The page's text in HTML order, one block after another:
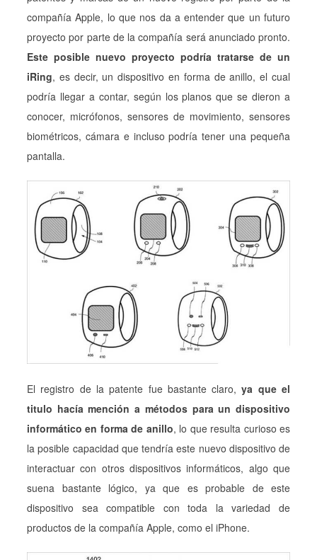
compañía Apple, lo que nos da a entender que un futuro
proyecto por parte de la compañía será anunciado pronto.
Este posible nuevo proyecto podría tratarse de un
iRing, es decir, un dispositivo en forma de anillo, el cual
podría llegar a contar, según los planos que se dieron a
conocer, micrófonos, sensores de movimiento, sensores
biométricos, cámara e incluso podría tener una pequeña
pantalla.
El registro de la patente fue bastante claro,ya que el
titulo hacía mención a métodos para un dispositivo
informático en forma de anillo, lo que resulta curioso es
la posible capacidad que tendría este nuevo dispositivo de
interactuar con otros dispositivos informáticos, algo que
suena bastante lógico, ya que es probable de este
dispositivo sea compatible con toda la variedad de
productos de la compañía Apple, como el iPhone.